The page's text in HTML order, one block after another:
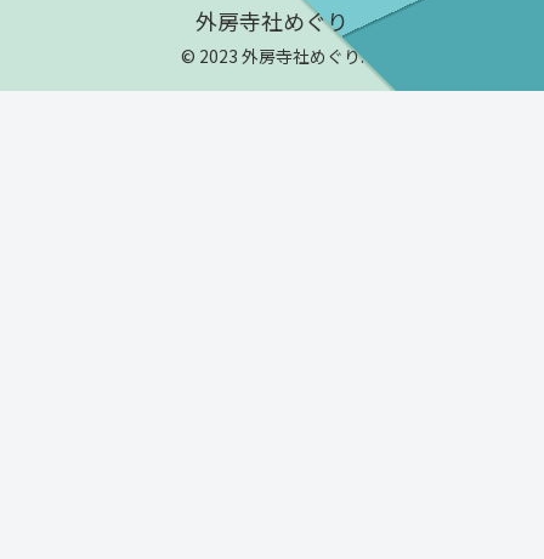
外房寺社めぐり
© 2023 外房寺社めぐり.